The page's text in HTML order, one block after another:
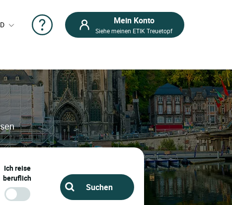
Mein Konto
Siehe meinen ETIK Treuetopf
Ich reise
beruflich